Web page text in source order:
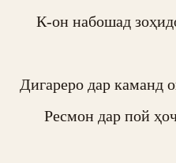
К-он набошад
Дигареро дар каманд
Ресмон дар пой